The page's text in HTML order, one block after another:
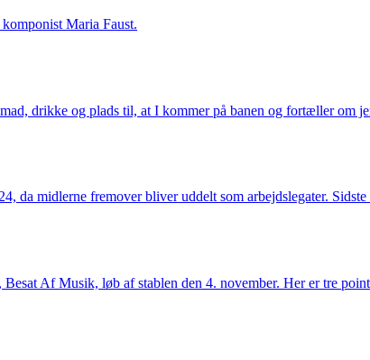
Maria Faust.
drikke og plads til, at I kommer på banen og fortæller om
midlerne fremover bliver uddelt som arbejdslegater.
Af Musik, løb af stablen den 4. november. Her er tre